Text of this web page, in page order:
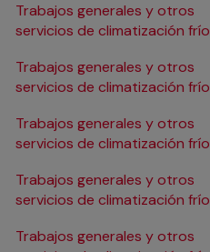
Trabajos generales y otros
servicios de climatización frío
Trabajos generales y otros
servicios de climatización frío
Trabajos generales y otros
servicios de climatización frío
Trabajos generales y otros
servicios de climatización frío
Trabajos generales y otros